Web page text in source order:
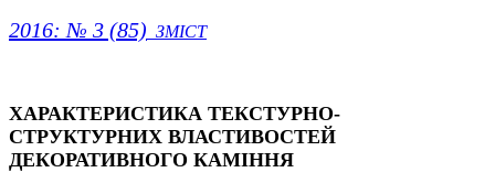
2016: № 3 (85) ЗМІСТ
ХАРАКТЕРИСТИКА ТЕКСТУРНО-
СТРУКТУРНИХ ВЛАСТИВОСТЕЙ
ДЕКОРАТИВНОГО КАМІННЯ